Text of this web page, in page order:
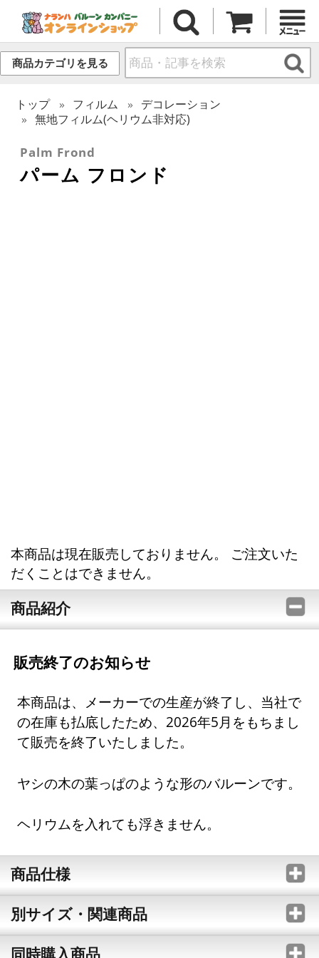
商品カテゴリを見る
トップ フィルム
デコレーション
無地フィルム(ヘリウム非対応)
Palm Frond
パーム フロンド
本商品は現在販売しておりません。 ご注文いた
だくことはできません。
商品紹介
販売終了のお知らせ
本商品は、メーカーでの生産が終了し、当社で
の在庫も払底したため、2026年5月をもちまし
て販売を終了いたしました。
ヤシの木の葉っぱのような形のバルーンです。
ヘリウムを入れても浮きません。
商品仕様
別サイズ・関連商品
同時購入商品